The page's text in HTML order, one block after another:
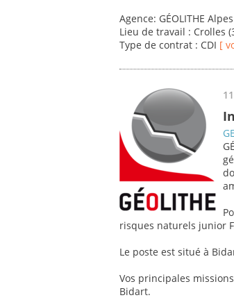
Agence: GÉOLITHE Alpes
Lieu de travail : Crolles
Type de contrat : CDI [
risques naturels junior
Le poste est situé à
Vos principales
Bidart.